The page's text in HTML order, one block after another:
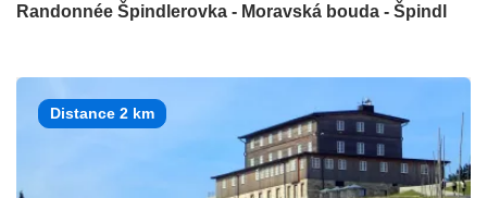
Randonnée Špindlerovka - Moravská bouda - Špindl
Distance 2 km